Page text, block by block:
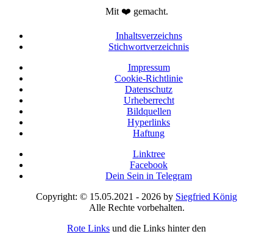
Mit ❤️ gemacht.
Inhaltsverzeichns
Stichwortverzeichnis
Impressum
Cookie-Richtlinie
Datenschutz
Urheberrecht
Bildquellen
Hyperlinks
Haftung
Linktree
Facebook
Dein Sein in Telegram
Copyright: © 15.05.2021 - 2026 by Siegfried König
Alle Rechte vorbehalten.
Rote Links und die Links hinter den